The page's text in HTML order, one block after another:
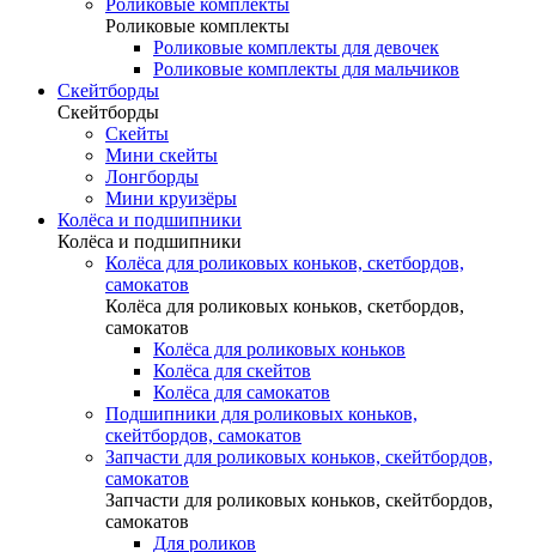
Роликовые комплекты
Роликовые комплекты
Роликовые комплекты для девочек
Роликовые комплекты для мальчиков
Скейтборды
Скейтборды
Скейты
Мини скейты
Лонгборды
Мини круизёры
Колёса и подшипники
Колёса и подшипники
Колёса для роликовых коньков, скетбордов,
самокатов
Колёса для роликовых коньков, скетбордов,
самокатов
Колёса для роликовых коньков
Колёса для скейтов
Колёса для самокатов
Подшипники для роликовых коньков,
скейтбордов, самокатов
Запчасти для роликовых коньков, скейтбордов,
самокатов
Запчасти для роликовых коньков, скейтбордов,
самокатов
Для роликов